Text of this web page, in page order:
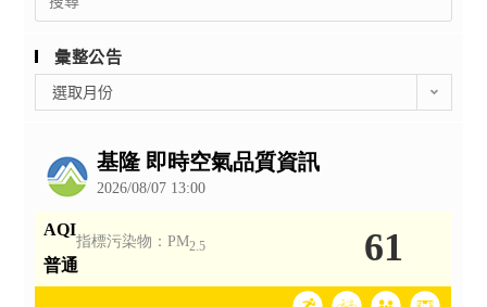
for:
彙整公告
整
選取月份